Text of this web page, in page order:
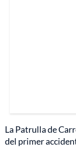
La Patrulla de
del primer